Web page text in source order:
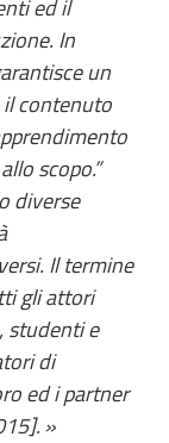
ed il
In
un
contenuto
scopo.”
diverse
Il termine
gli attori
studenti e
di
ed i partner